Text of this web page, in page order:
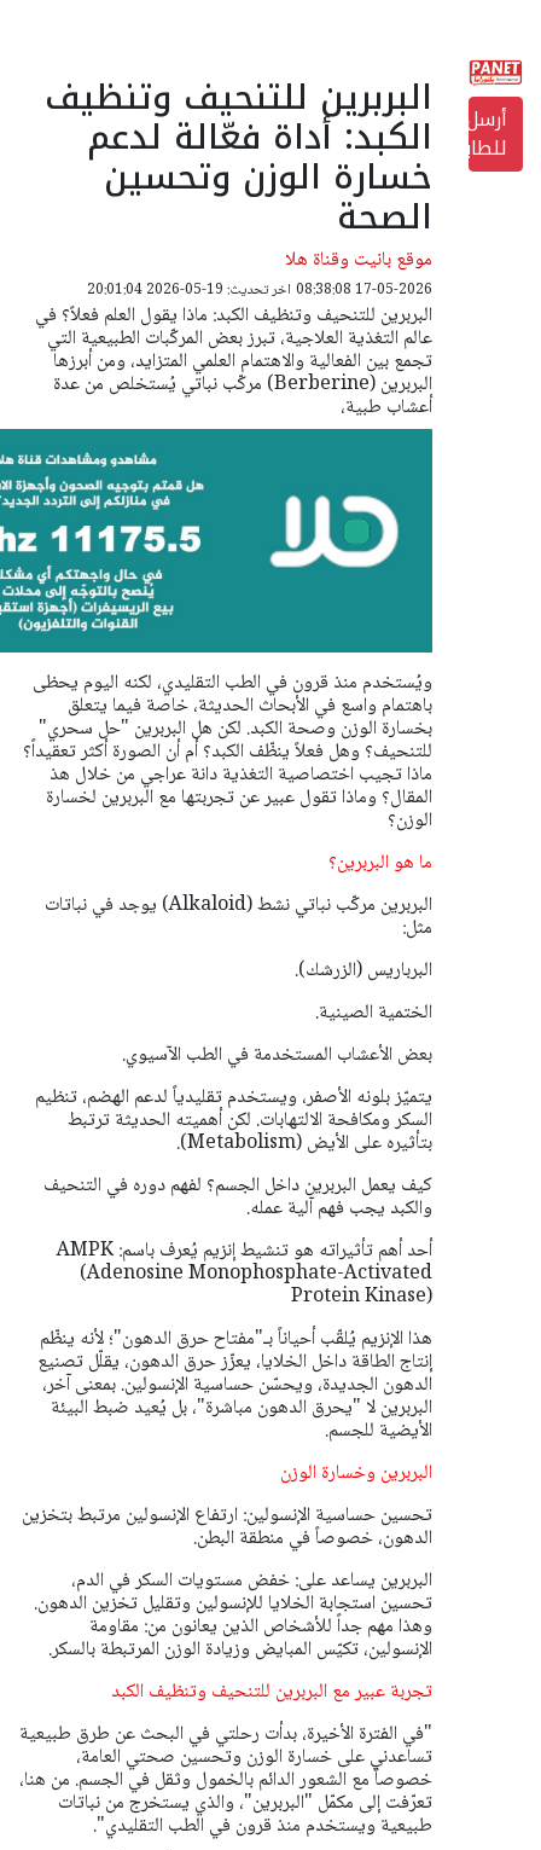
أرسل
للطابعة
البربرين للتنحيف وتنظيف
الكبد: أداة فعّالة لدعم
خسارة الوزن وتحسين
الصحة
موقع بانيت وقناة هلا
17-05-2026 08:38:08 اخر تحديث: 19-05-2026 20:01:04
البربرين للتنحيف وتنظيف الكبد: ماذا يقول العلم فعلاً؟ في
عالم التغذية العلاجية، تبرز بعض المركّبات الطبيعية التي
تجمع بين الفعالية والاهتمام العلمي المتزايد، ومن أبرزها
البربرين (Berberine) مركّب نباتي يُستخلص من عدة
أعشاب طبية،
ويُستخدم منذ قرون في الطب التقليدي، لكنه اليوم يحظى
باهتمام واسع في الأبحاث الحديثة، خاصة فيما يتعلق
بخسارة الوزن وصحة الكبد. لكن هل البربرين "حل سحري"
للتنحيف؟ وهل فعلاً ينظّف الكبد؟ أم أن الصورة أكثر تعقيداً؟
ماذا تجيب اختصاصية التغذية دانة عراجي من خلال هذ
المقال؟ وماذا تقول عبير عن تجربتها مع البربرين لخسارة
الوزن؟
ما هو البربرين؟
البربرين مركّب نباتي نشط (Alkaloid) يوجد في نباتات
مثل:
البرباريس (الزرشك).
الختمية الصينية.
بعض الأعشاب المستخدمة في الطب الآسيوي.
يتميّز بلونه الأصفر، ويستخدم تقليدياً لدعم الهضم، تنظيم
السكر ومكافحة الالتهابات. لكن أهميته الحديثة ترتبط
بتأثيره على الأيض (Metabolism).
كيف يعمل البربرين داخل الجسم؟ لفهم دوره في التنحيف
والكبد يجب فهم آلية عمله.
أحد أهم تأثيراته هو تنشيط إنزيم يُعرف باسم: AMPK
(Adenosine Monophosphate-Activated
Protein Kinase)
هذا الإنزيم يُلقّب أحياناً بـ"مفتاح حرق الدهون"؛ لأنه ينظّم
إنتاج الطاقة داخل الخلايا، يعزّز حرق الدهون، يقلّل تصنيع
الدهون الجديدة، ويحسّن حساسية الإنسولين. بمعنى آخر،
البربرين لا "يحرق الدهون مباشرة"، بل يُعيد ضبط البيئة
الأيضية للجسم.
البربرين وخسارة الوزن
تحسين حساسية الإنسولين: ارتفاع الإنسولين مرتبط بتخزين
الدهون، خصوصاً في منطقة البطن.
البربرين يساعد على: خفض مستويات السكر في الدم،
تحسين استجابة الخلايا للإنسولين وتقليل تخزين الدهون.
وهذا مهم جداً للأشخاص الذين يعانون من: مقاومة
الإنسولين، تكيّس المبايض وزيادة الوزن المرتبطة بالسكر.
تجربة عبير مع البربرين للتنحيف وتنظيف الكبد
"في الفترة الأخيرة، بدأت رحلتي في البحث عن طرق طبيعية
تساعدني على خسارة الوزن وتحسين صحتي العامة،
خصوصاً مع الشعور الدائم بالخمول وثقل في الجسم. من هنا،
تعرّفت إلى مكمّل "البربرين"، والذي يستخرج من نباتات
طبيعية ويستخدم منذ قرون في الطب التقليدي".